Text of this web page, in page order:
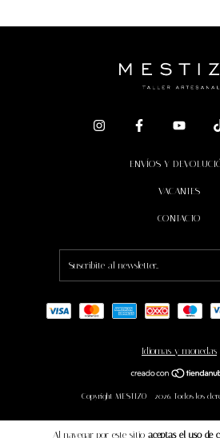
Al navegar por este sitio aceptas el uso de
ENVÍOS Y
VACANTES
CONTACTO
Idiomas y monedas
Copyright MESTIZO - 2026. Todos los